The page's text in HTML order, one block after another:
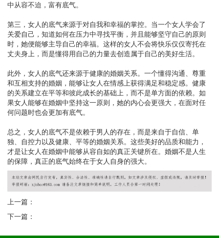
中从容不迫，富有底气。
第三，女人的底气来源于对自我和幸福的掌控。当一个女人学会了
关爱自己，知道如何在压力中寻找平衡，并且能够坚守自己的原则
时，她便能够主导自己的幸福。这样的女人不会将快乐仅仅寄托在
丈夫身上，而是懂得用自己的力量去创造属于自己的美好生活。
此外，女人的底气还来源于健康的婚姻关系。一个懂得沟通、尊重
和互相支持的婚姻，能够让女人在情感上获得满足和稳定感。健康
的关系建立在平等和彼此成长的基础上，而不是单方面的依赖。如
果女人能够在婚姻中坚持这一原则，她的内心会更强大，在面对任
何问题时也会更加有底气。
总之，女人的底气不是依赖于男人的存在，而是来自于自信、单
独、自控力以及健康、平等的婚姻关系。这些美好的品质和能力，
才是让女人在婚姻中能够从容自如的真正关键所在。婚姻不是人生
的保障，真正的底气始终在于女人自身的强大。
上一篇：
下一篇：